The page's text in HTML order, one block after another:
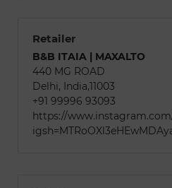
Retailer
B&B ITAIA | MAXALTO
440 MG ROAD
Delhi, India,11003
+91 99996 93093
https://